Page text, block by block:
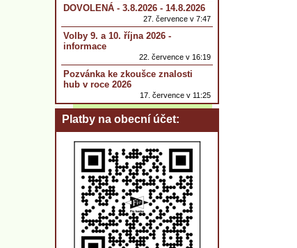
DOVOLENÁ - 3.8.2026 - 14.8.2026
27. července v 7:47
Volby 9. a 10. října 2026 -
informace
22. července v 16:19
Pozvánka ke zkoušce znalosti
hub v roce 2026
17. července v 11:25
Platby na obecní účet